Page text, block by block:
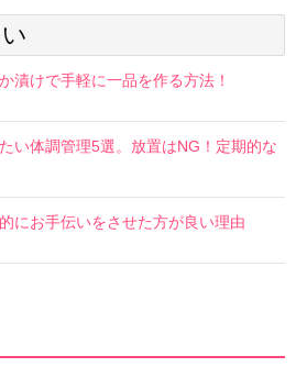
漬けで手軽に一品を作る方法！
い体調管理5選。放置はNG！定期的な
にお手伝いをさせた方が良い理由